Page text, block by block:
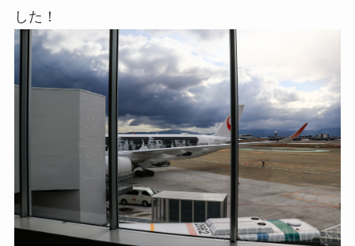
した！